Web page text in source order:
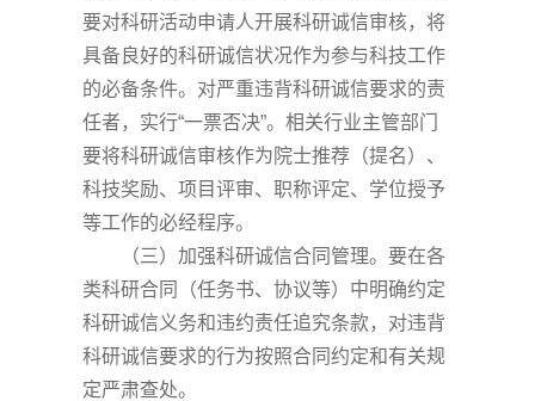
要对科研活动申请人开展科研诚信审核，将
具备良好的科研诚信状况作为参与科技工作
的必备条件。对严重违背科研诚信要求的责
任者，实行“一票否决”。相关行业主管部门
要将科研诚信审核作为院士推荐（提名）、
科技奖励、项目评审、职称评定、学位授予
等工作的必经程序。
（三）加强科研诚信合同管理。要在各
类科研合同（任务书、协议等）中明确约定
科研诚信义务和违约责任追究条款，对违背
科研诚信要求的行为按照合同约定和有关规
定严肃查处。